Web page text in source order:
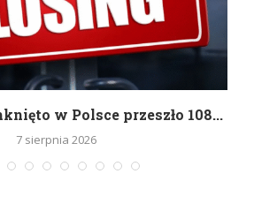
w Polsce przeszło 108...
7 sierpnia 2026